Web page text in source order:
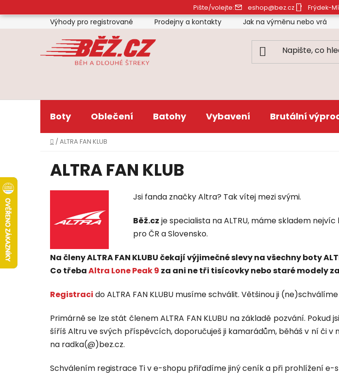
na
obsah
Pište/volejte: eshop@bez.cz Frýdek-
Výhody pro registrované Prodejny a kontakty Jak na výměnu nebo
Boty Oblečení Batohy Vybavení Brutální
Domů
/ ALTRA FAN KLUB
ALTRA FAN KLUB
Jsi fanda značky Altra? Tak vítej mezi svými.
Běž.cz je specialista na ALTRU, máme skladem
pro ČR a Slovensko.
Na členy ALTRA FAN KLUBU čekají výjimečné slevy na všechny boty
Co třebaAltra Lone Peak 9 za ani ne tři tisícovky nebo staré modely
Registraci do ALTRA FAN KLUBU musíme schválit. Většinou ji
Primárně se lze stát členem ALTRA FAN KLUBU na základě pozvání.
šíříš Altru ve svých příspěvcích, doporučuješ ji kamarádům, běháš v ní či
na radka(@)bez.cz.
Schválením registrace Ti v e-shopu přiřadíme jiný ceník a při prohlížení e-